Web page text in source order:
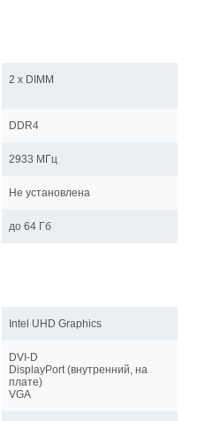
2 x DIMM
DDR4
2933 МГц
Не установлена
до 64 Гб
Intel UHD Graphics
DVI-D
DisplayPort (внутренний, на
плате)
VGA